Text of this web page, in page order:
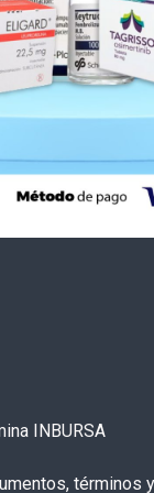
INBURSA
términos y